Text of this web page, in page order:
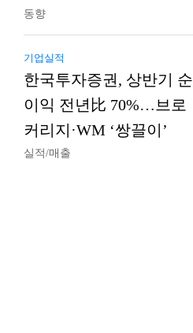
동향
기업실적
한국투자증권, 상반기 순
이익 전년比 70%…브로
커리지·WM ‘쌍끌이’
실적/매출